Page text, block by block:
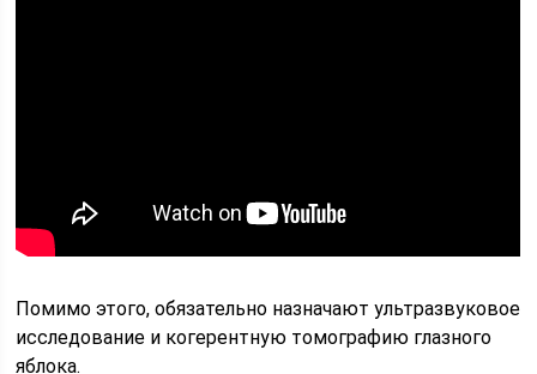
Помимо этого, обязательно назначают ультразвуковое
исследование и когерентную томографию глазного
яблока.